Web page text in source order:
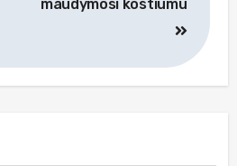
maudymosi kostiumu